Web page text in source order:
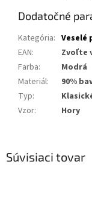
Súvisiaci tovar
Dodatočné
Kategória: Veselé
EAN:
Zvoľte
Farba:
Modrá
Materiál:
90%
Typ:
Vzor: Hory